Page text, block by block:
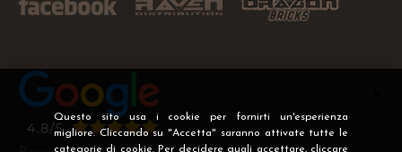
Questo sito usa i cookie per fornirti un'esperienza
migliore. Cliccando su "Accetta" saranno attivate tutte le
categorie di cookie. Per decidere quali accettare, cliccare